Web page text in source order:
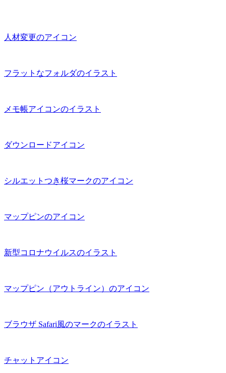
人材変更のアイコン
フラットなフォルダのイラスト
メモ帳アイコンのイラスト
ダウンロードアイコン
シルエットつき桜マークのアイコン
マップピンのアイコン
新型コロナウイルスのイラスト
マップピン（アウトライン）のアイコン
ブラウザ Safari風のマークのイラスト
チャットアイコン